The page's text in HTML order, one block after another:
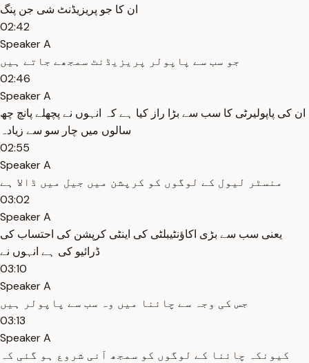
ان کا جو پریزیڈنٹ شی جن پنگ
02:42
Speaker A
جو سب سے پاپولر پریزیڈنٹ سمجھے جاتے ہیں
02:46
Speaker A
ان کی پاپولیرٹی کا سب سے بڑا راز کیا ہے کہ انہوں نے پچھلے پانچ چھ
سالوں میں چار سو سے زیادہ
02:55
Speaker A
منسٹر لیول کے لوگوں کو کرپشن میں جیل میں ڈالا ہے
03:02
Speaker A
یعنی سب سے بڑی اکاؤنٹیبلٹی کی اینٹی کرپشن کی احتساب کی
ڈرائیو کی ہے انہوں نے
03:10
Speaker A
جس کی وجہ سے چائنا میں وہ سب سے پاپولر ہیں
03:13
Speaker A
کیونکہ چائنا کے لوگوں کو سمجھ آنی شروع ہو گئی کہ